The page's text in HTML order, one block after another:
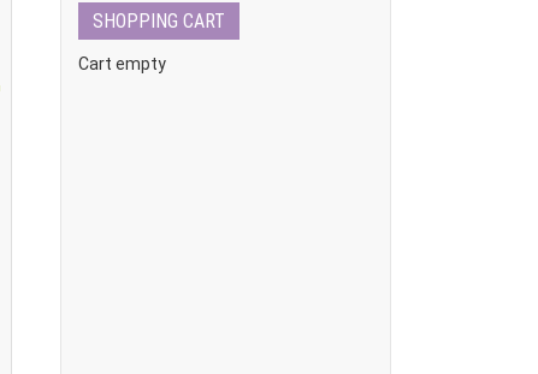
SHOPPING CART
Cart empty